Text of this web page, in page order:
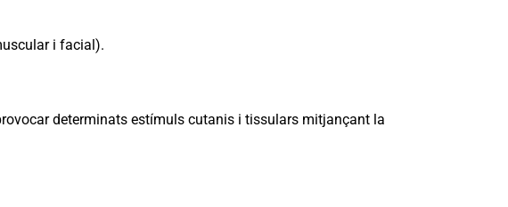
i facial).
determinats estímuls cutanis i tissulars mitjançant la